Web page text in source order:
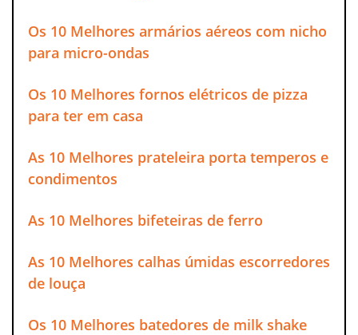
Os 10 Melhores armários aéreos com nicho
para micro-ondas
Os 10 Melhores fornos elétricos de pizza
para ter em casa
As 10 Melhores prateleira porta temperos e
condimentos
As 10 Melhores bifeteiras de ferro
As 10 Melhores calhas úmidas escorredores
de louça
Os 10 Melhores batedores de milk shake